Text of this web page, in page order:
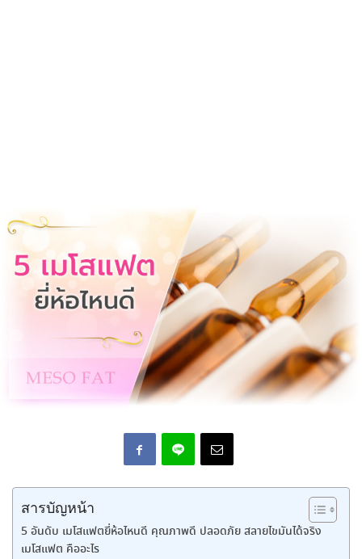
สารบัญหน้า
5 อันดับ เมโสแฟตยี่ห้อไหนดี คุณภาพดี ปลอดภัย สลายไขมันได้จริง
เมโสแฟต คืออะไร